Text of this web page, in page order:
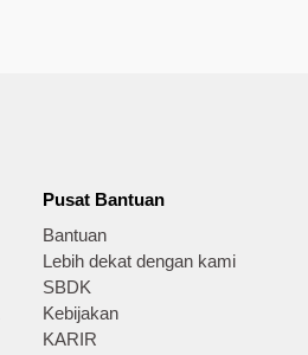
Pusat Bantuan
Bantuan
Lebih dekat dengan kami
SBDK
Kebijakan
KARIR